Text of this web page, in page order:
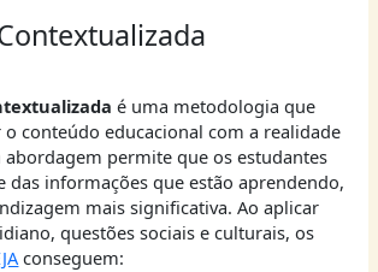
é uma metodologia que
o conteúdo educacional com a realidade
abordagem permite que os estudantes
das informações que estão aprendendo,
mais significativa. Ao aplicar
questões sociais e culturais, os
conseguem: